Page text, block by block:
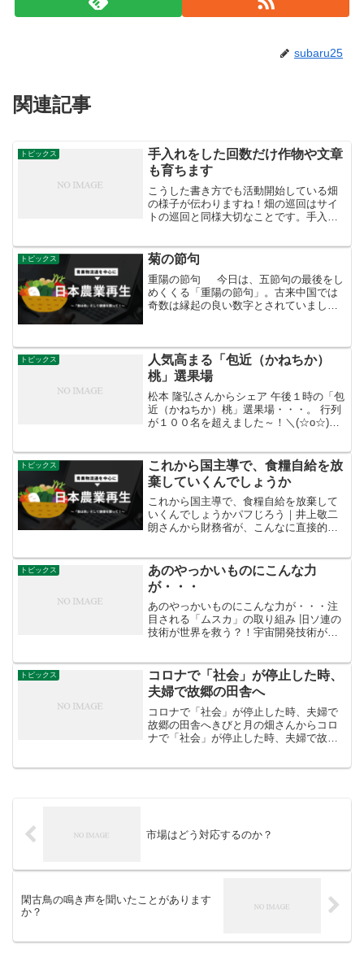
subaru25
関連記事
トピックス
手入れをした回数だけ作物や文章
も育ちます
こうした書き方でも活動開始している畑
の様子が伝わりますね！畑の巡回はサイ
トの巡回と同様大切なことです。手入れ
ーの「める‏ @popmelkoro2」 さんから
R...
トピックス 菊の節句
重陽の節句 今日は、五節句の最後をし
めくくる「重陽の節句」。古来中国では
奇数は縁起の良い数字とされていまし
わり、重陽の節句に...
トピックス
人気高まる「包近（かねちか）
桃」選果場
松本 隆弘さんからシェア 午後１時の「包
近（かねちか）桃」選果場・・・。 行列
が１００名を超えました～！＼(☆o☆)／
います・・・堺の泉北ニュータウンから
車で１５分の距...
トピックス
これから国主導で、食糧自給を放
棄していくんでしょうか
これから国主導で、食糧自給を放棄して
いくんでしょうかパフじろう｜井上敬二
朗さんから財務省が、こんなに直接的に
つくづく、田んぼを潰したいんだなって
😭これから国主導で、食糧...
トピックス
あのやっかいものにこんな力
が・・・
あのやっかいものにこんな力が・・・注
目される「ムスカ」の取り組み 旧ソ連の
技術が世界を救う？！宇宙開発技術が農
の分解からリサイクルシステムになっ
た。将来的には糖度を上げ...
トピックス
コロナで「社会」が停止した時、
夫婦で故郷の田舎へ
コロナで「社会」が停止した時、夫婦で
故郷の田舎へきびと月の畑さんからコロ
ナで「社会」が停止した時、夫婦で故郷
市場はどう対応するのか？
閑古鳥の鳴き声を聞いたことがあります
か？